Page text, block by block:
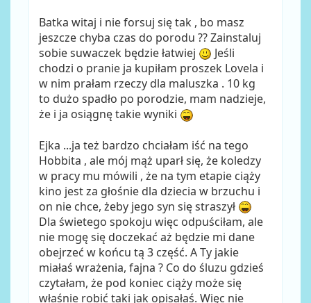
Batka witaj i nie forsuj się tak , bo masz
jeszcze chyba czas do porodu ?? Zainstaluj
sobie suwaczek będzie łatwiej
Jeśli
chodzi o pranie ja kupiłam proszek Lovela i
w nim prałam rzeczy dla maluszka . 10 kg
to dużo spadło po porodzie, mam nadzieje,
że i ja osiągnę takie wyniki
Ejka ...ja też bardzo chciałam iść na tego
Hobbita , ale mój mąż uparł się, że koledzy
w pracy mu mówili , że na tym etapie ciąży
kino jest za głośnie dla dziecia w brzuchu i
on nie chce, żeby jego syn się straszył
Dla świetego spokoju więc odpuściłam, ale
nie mogę się doczekać aż będzie mi dane
obejrzeć w końcu tą 3 część. A Ty jakie
miałaś wrażenia, fajna ? Co do śluzu gdzieś
czytałam, że pod koniec ciąży może się
właśnie robić taki jak opisałaś. Więc nie